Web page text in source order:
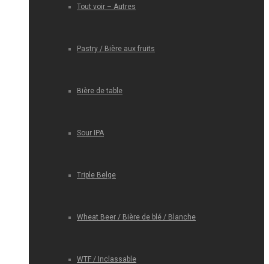
Tout voir – Autres
Pastry / Bière aux fruits
Bière de table
Sour IPA
Triple Belge
Wheat Beer / Bière de blé / Blanche
WTF / Inclassable